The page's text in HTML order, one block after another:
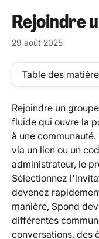
Rejoindre
29 août 2025
Table des
Rejoindre un
fluide qui ouvre la
à une
via un lien ou un
administrateur, le
Sélectionnez
devenez
manière, Spond
différentes
conversations, des